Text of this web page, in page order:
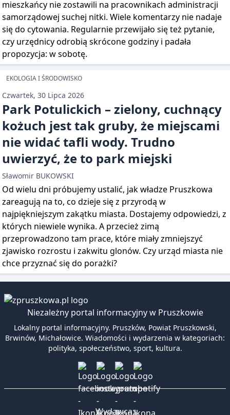
mieszkańcy nie zostawili na pracownikach administracji
samorządowej suchej nitki. Wiele komentarzy nie nadaje
się do cytowania. Regularnie przewijało się też pytanie,
czy urzędnicy odrobią skrócone godziny i padała
propozycja: w sobotę.
EKOLOGIA I ŚRODOWISKO
Czwartek, 30 Lipca 2026
Park Potulickich – zielony, cuchnący
kożuch jest tak gruby, że miejscami
nie widać tafli wody. Trudno
uwierzyć, że to park miejski
Sławomir BUKOWSKI
Od wielu dni próbujemy ustalić, jak władze Pruszkowa
zareagują na to, co dzieje się z przyrodą w
najpiękniejszym zakątku miasta. Dostajemy odpowiedzi, z
których niewiele wynika. A przecież zimą
przeprowadzono tam prace, które miały zmniejszyć
zjawisko rozrostu i zakwitu glonów. Czy urząd miasta nie
chce przyznać się do porażki?
Niezależny portal informacyjny w Pruszkowie
Lokalny portal informacyjny. Pruszków, Powiat Pruszkowski,
Brwinów, Michałowice. Wiadomości i wydarzenia w kategoriach:
polityka, społeczeństwo, sport, kultura.
Wydawca: